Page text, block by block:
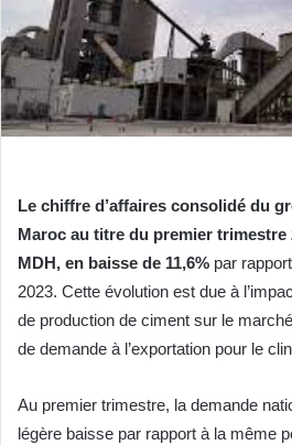
Le chiffre d’affaires consolidé du
Maroc au titre du premier trimestre
MDH, en baisse de 11,6% par
2023. Cette évolution est due à
de production de ciment sur le
de demande à l’exportation pour le
Au premier trimestre, la demande
légère baisse par rapport à la même